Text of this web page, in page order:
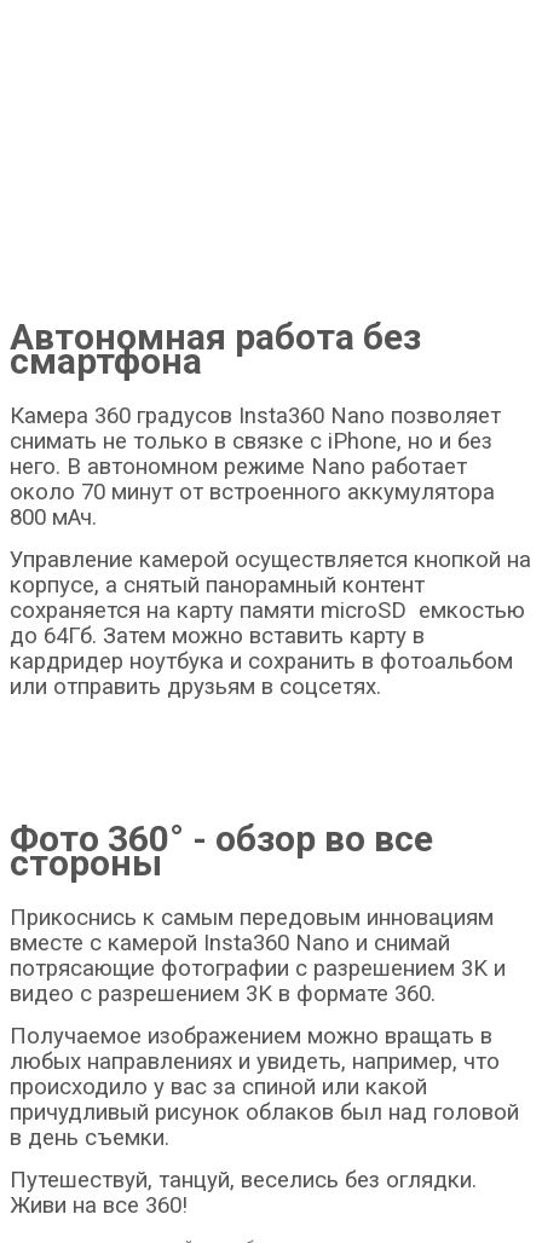
Автономная работа без
смартфона
Камера 360 градусов Insta360 Nano позволяет
снимать не только в связке с iPhone, но и без
него. В автономном режиме Nano работает
около 70 минут от встроенного аккумулятора
800 мАч.
Управление камерой осуществляется кнопкой на
корпусе, а снятый панорамный контент
сохраняется на карту памяти microSD емкостью
до 64Гб. Затем можно вставить карту в
кардридер ноутбука и сохранить в фотоальбом
или отправить друзьям в соцсетях.
Фото 360° - обзор во все
стороны
Прикоснись к самым передовым инновациям
вместе с камерой Insta360 Nano и снимай
потрясающие фотографии с разрешением 3K и
видео с разрешением 3K в формате 360.
Получаемое изображением можно вращать в
любых направлениях и увидеть, например, что
происходило у вас за спиной или какой
причудливый рисунок облаков был над головой
в день съемки.
Путешествуй, танцуй, веселись без оглядки.
Живи на все 360!